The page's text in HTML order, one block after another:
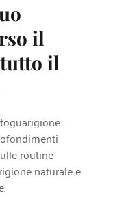
il
il
routine
naturale e